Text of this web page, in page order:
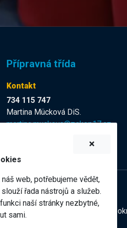
Přípravná třída
Kontakt
734 115 747
Martina Mücková DiS.
martina.muckova@zskop17.cz
Kopřivnice, 17. listopadu 1225
web, potřebujeme vědět,
řada nástrojů a služeb.
naší stránky nezbytné,
sami.